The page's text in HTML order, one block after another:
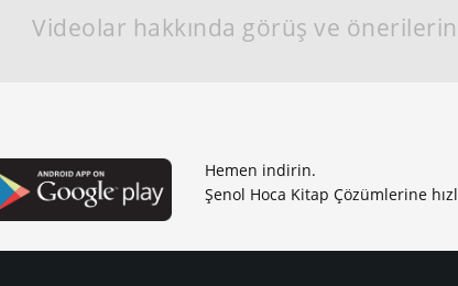
Videolar hakkında görüş ve
Hemen indirin.
Şenol Hoca Kitap Çözümlerine